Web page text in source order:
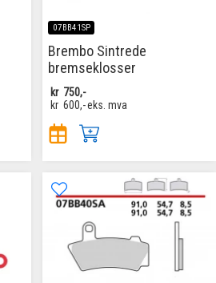
07BB41SP
Brembo Sintrede
bremseklosser
kr 750,-
kr 600,-eks. mva